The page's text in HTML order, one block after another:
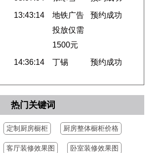
投放仅需
1500元
丁锡
14:36:14 胡韦 预约成功
14:32:19 郭涛 预约成功
15:04:12 先生
15:03:12 预约成功
11:19:12 吕立新 预约成功
热门关键词
定制厨房橱柜 厨房整体橱柜价格
客厅装修效果图 卧室装修效果图